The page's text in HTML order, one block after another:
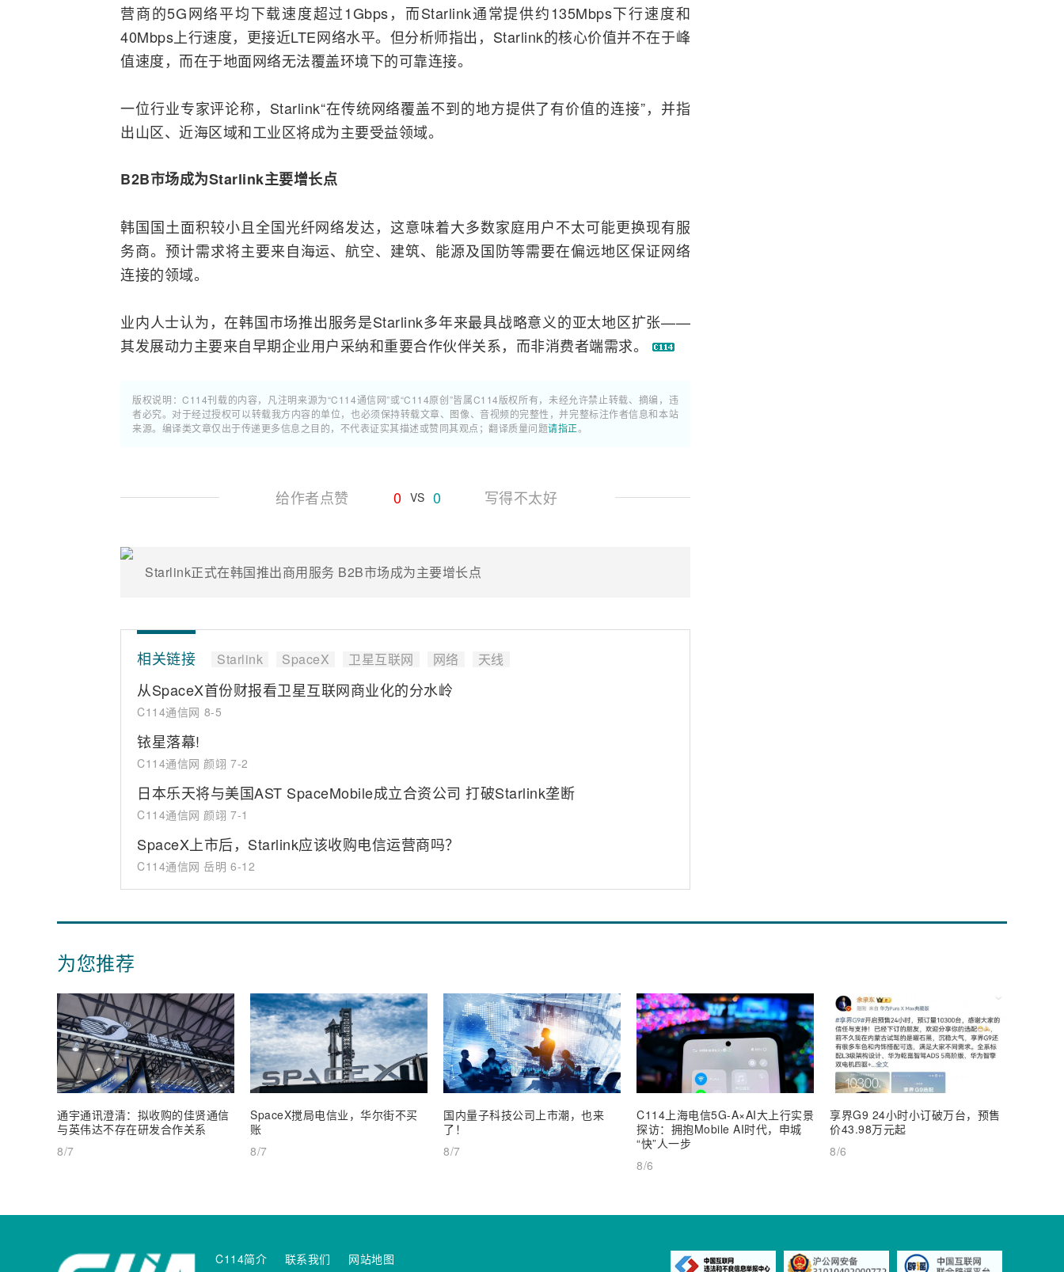
营商的5G网络平均下载速度超过1Gbps，而Starlink通常提供约135Mbps下行速度和
40Mbps上行速度，更接近LTE网络水平。但分析师指出，Starlink的核心价值并不在于峰
值速度，而在于地面网络无法覆盖环境下的可靠连接。
一位行业专家评论称，Starlink“在传统网络覆盖不到的地方提供了有价值的连接”，并指
出山区、近海区域和工业区将成为主要受益领域。
B2B市场成为Starlink主要增长点
韩国国土面积较小且全国光纤网络发达，这意味着大多数家庭用户不太可能更换现有服
务商。预计需求将主要来自海运、航空、建筑、能源及国防等需要在偏远地区保证网络
连接的领域。
业内人士认为，在韩国市场推出服务是Starlink多年来最具战略意义的亚太地区扩张——
其发展动力主要来自早期企业用户采纳和重要合作伙伴关系，而非消费者端需求。
版权说明：C114刊载的内容，凡注明来源为“C114通信网”或“C114原创”皆属C114版权所有，未经允许禁止转载、摘编，违
者必究。对于经过授权可以转载我方内容的单位，也必须保持转载文章、图像、音视频的完整性，并完整标注作者信息和本站
来源。编译类文章仅出于传递更多信息之目的，不代表证实其描述或赞同其观点；翻译质量问题请指正。
给作者点赞 0 VS 0 写得不太好
Starlink正式在韩国推出商用服务 B2B市场成为主要增长点
相关链接 Starlink SpaceX 卫星互联网 网络 天线
从SpaceX首份财报看卫星互联网商业化的分水岭
C114通信网 8-5
铱星落幕!
C114通信网 颜翊 7-2
日本乐天将与美国AST SpaceMobile成立合资公司 打破Starlink垄断
C114通信网 颜翊 7-1
SpaceX上市后，Starlink应该收购电信运营商吗？
C114通信网 岳明 6-12
为您推荐
通宇通讯澄清：拟收购的佳贤通信
与英伟达不存在研发合作关系
8/7
SpaceX搅局电信业，华尔街不买
账
8/7
国内量子科技公司上市潮，也来
了！
8/7
C114上海电信5G-A×AI大上行实景
探访：拥抱Mobile AI时代，申城
“快”人一步
8/6
享界G9 24小时小订破万台，预售
价43.98万元起
8/6
C114简介 联系我们 网站地图